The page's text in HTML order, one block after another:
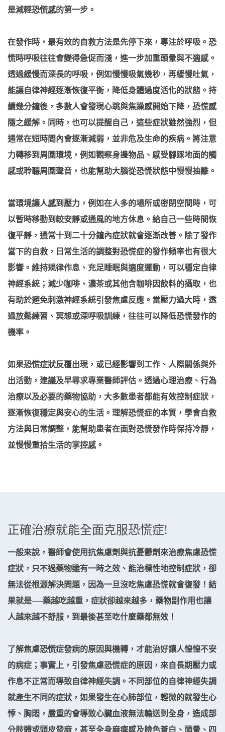
是減輕恐慌感的第一步。
在發作時，最有效的自救方法是先停下來，專注於呼吸。恐
慌時呼吸往往會變得急促而淺，進一步加重頭暈與不適感。
透過緩慢而深長的呼吸，例如慢慢吸氣幾秒，再緩慢吐氣，
能讓自律神經逐漸恢復平衡，降低身體過度活化的狀態。持
續幾分鐘後，多數人會發現心跳與焦躁感開始下降，恐慌感
隨之緩解。同時，也可以提醒自己，這些症狀雖然強烈，但
通常在短時間內會逐漸減弱，並非危及生命的疾病。將注意
力轉移到周圍環境，例如觀察身邊物品、感受腳踩地面的觸
感或聆聽周圍聲音，也能幫助大腦從恐慌狀態中慢慢抽離。
當環境讓人感到壓力，例如在人多的場所或密閉空間時，可
以暫時移動到較安靜或通風的地方休息。給自己一些時間恢
復平靜，通常十到二十分鐘內症狀就會逐漸改善。除了發作
當下的自救，日常生活的調整對恐慌症的發作頻率也有很大
影響。維持規律作息、充足睡眠與適度運動，可以穩定自律
神經系統；減少咖啡、濃茶或其他含咖啡因飲料的攝取，也
有助於避免刺激神經系統引發焦慮反應。當壓力過大時，透
過放鬆練習、冥想或深呼吸訓練，往往可以降低恐慌發作的
機率。
如果恐慌症狀反覆出現，或已經影響到工作、人際關係與外
出活動，建議及早尋求專業醫師評估。透過心理治療、行為
治療以及必要的藥物協助，大多數患者都能有效控制症狀，
逐漸恢復穩定與安心的生活。理解恐慌症的本質，學會自救
方法與日常調整，能幫助患者在面對恐慌發作時保持冷靜，
並慢慢重拾生活的掌控感。
正確治療就能全面克服恐慌症!
一般來說，醫師會使用抗焦慮劑與抗憂鬱劑來治療焦慮恐慌
症狀，只不過藥物雖有一時之效、能治標性地控制症狀，卻
無法從根源解決問題，因為一旦沒吃焦慮恐慌就會復發！結
果就是──藥越吃越重，症狀卻越來越多，藥物副作用也讓
人越來越不舒服，到最後甚至吃什麼藥都無效！
了解焦慮恐慌症發病的原因與機轉，才能治好讓人惶惶不安
的病症；事實上，引發焦慮恐慌症的原因，來自長期壓力或
作息不正常而導致自律神經失調。不同部位的自律神經失調
就產生不同的症狀，如果發生在心肺部位，輕微的就發生心
悸、胸悶，嚴重的會導致心臟血液無法輸送到全身，造成部
分肢體或頭皮發麻，甚至全身麻痺感及臉色蒼白、頭暈、四